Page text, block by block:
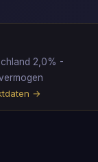
2,0% -
→